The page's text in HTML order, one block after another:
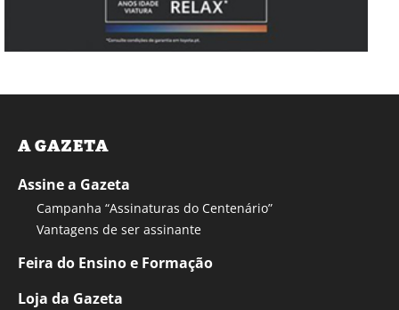
A GAZETA
Assine a Gazeta
Campanha “Assinaturas do Centenário”
Vantagens de ser assinante
Feira do Ensino e Formação
Loja da Gazeta